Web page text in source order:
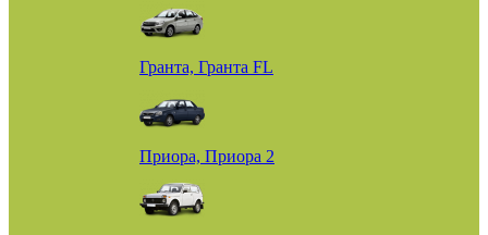
Гранта, Гранта FL
Приора, Приора 2